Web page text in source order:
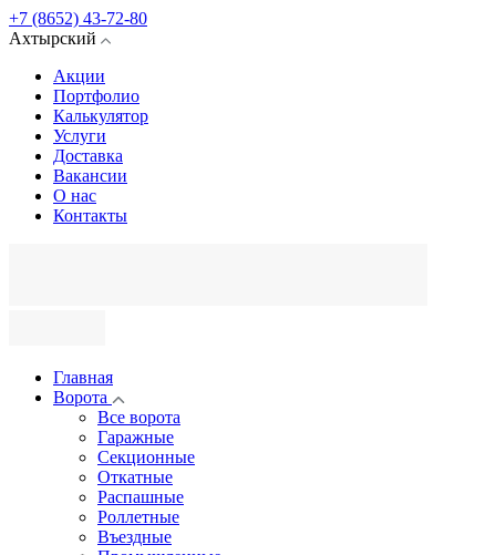
+7 (8652) 43-72-80
Ахтырский
Акции
Портфолио
Калькулятор
Услуги
Доставка
Вакансии
О нас
Контакты
Главная
Ворота
Все ворота
Гаражные
Секционные
Откатные
Распашные
Роллетные
Въездные